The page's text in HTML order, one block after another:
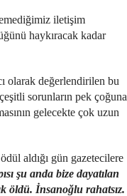
iletişim
haykıracak kadar
olarak değerlendirilen bu
sorunların pek çoğuna
gelecekte çok uzun
aldığı gün gazetecilere
şu anda bize dayatılan
öldü. İnsanoğlu rahatsız.